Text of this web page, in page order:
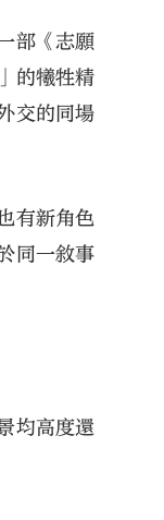
部《志願
的犧牲精
交的同場
有新角色
同一敘事
均高度還